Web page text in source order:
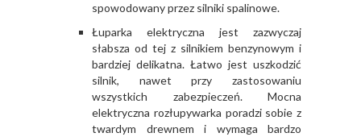
spowodowany przez silniki spalinowe.
Łuparka elektryczna jest zazwyczaj
słabsza od tej z silnikiem benzynowym i
bardziej delikatna. Łatwo jest uszkodzić
silnik, nawet przy zastosowaniu
wszystkich zabezpieczeń. Mocna
elektryczna rozłupywarka poradzi sobie z
twardym drewnem i wymaga bardzo